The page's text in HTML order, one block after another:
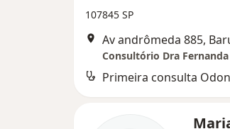
107845 SP
Av andrômeda 885,
Consultório Dra